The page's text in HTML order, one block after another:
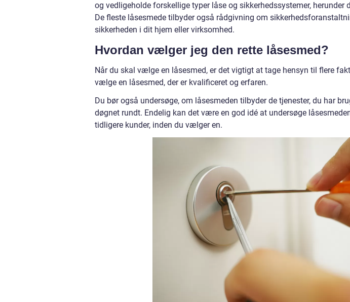
og vedligeholde forskellige typer låse og sikkerhedssystemer, herunder
De fleste låsesmede tilbyder også rådgivning om
sikkerheden i dit hjem eller virksomhed.
Hvordan vælger jeg den rette låsesmed?
Når du skal vælge en låsesmed, er det vigtigt at tage hensyn til flere
vælge en låsesmed, der er kvalificeret og erfaren.
Du bør også undersøge, om låsesmeden tilbyder de tjenester, du har
døgnet rundt. Endelig kan det være en god idé at undersøge
tidligere kunder, inden du vælger en.